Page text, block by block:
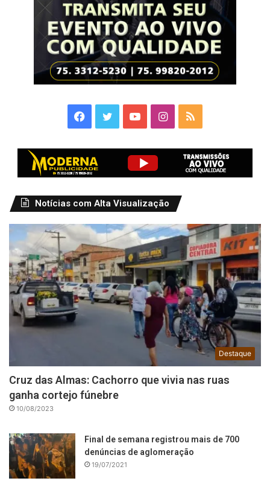
Facebook
TwitterYouTubeInstagram
RSS
Notícias com Alta Visualização
Destaque
Cruz das Almas: Cachorro que vivia nas ruas
ganha cortejo fúnebre
10/08/2023
Final de semana registrou mais de 700
denúncias de aglomeração
19/07/2021